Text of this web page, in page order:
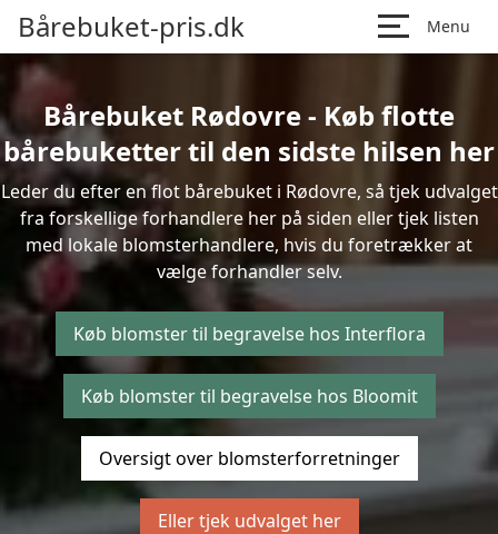
Bårebuket-pris.dk Menu
Bårebuket Rødovre - Køb flotte
bårebuketter til den sidste hilsen her
Leder du efter en flot bårebuket i Rødovre, så tjek udvalget
fra forskellige forhandlere her på siden eller tjek listen
med lokale blomsterhandlere, hvis du foretrækker at
vælge forhandler selv.
Køb blomster til begravelse hos Interflora
Køb blomster til begravelse hos Bloomit
Oversigt over blomsterforretninger
Eller tjek udvalget her